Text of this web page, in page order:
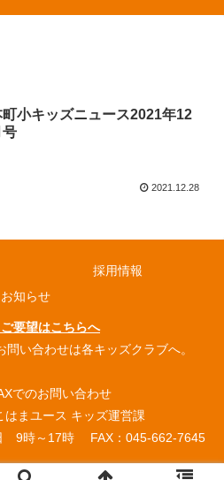
町小キッズニュース2021年12
号
2021.12.28
採用情報
お知らせ
要望はこちらへ
い合わせは各キッズクラブへ。
でのお問い合わせ
はまユース キッズ運営課
9時～17時 FAX：045-662-7645